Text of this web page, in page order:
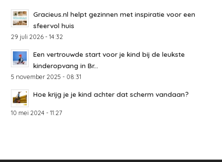
Gracieus.nl helpt gezinnen met inspiratie voor een
sfeervol huis
29 juli 2026 - 14:32
Een vertrouwde start voor je kind bij de leukste
kinderopvang in Br...
5 november 2025 - 08:31
Hoe krijg je je kind achter dat scherm vandaan?
10 mei 2024 - 11:27